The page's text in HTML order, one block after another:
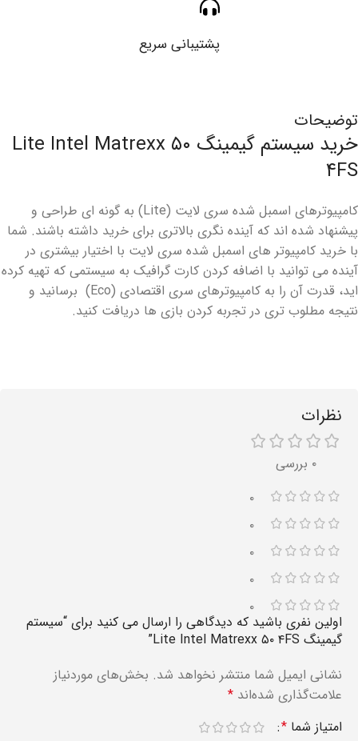
پشتیبانی سریع
توضیحات
خرید سیستم گیمینگ Lite Intel Matrexx ۵۰
۴FS
کامپیوترهای اسمبل شده سری لایت (Lite) به گونه ای طراحی و
پیشنهاد شده اند که آینده نگری بالاتری برای خرید داشته باشند. شما
با خرید کامپیوتر های اسمبل شده سری لایت با اختیار بیشتری در
آینده می توانید با اضافه کردن کارت گرافیک به سیستمی که تهیه کرده
اید، قدرت آن را به کامپیوترهای سری اقتصادی (Eco) برسانید و
نتیجه مطلوب تری در تجربه کردن بازی ها دریافت کنید.
نظرات
۰ بررسی
۰
۰
۰
۰
۰
اولین نفری باشید که دیدگاهی را ارسال می کنید برای “سیستم
گیمینگ Lite Intel Matrexx ۵۰ ۴FS”
نشانی ایمیل شما منتشر نخواهد شد. بخش‌های موردنیاز
علامت‌گذاری شده‌اند *
امتیاز شما *